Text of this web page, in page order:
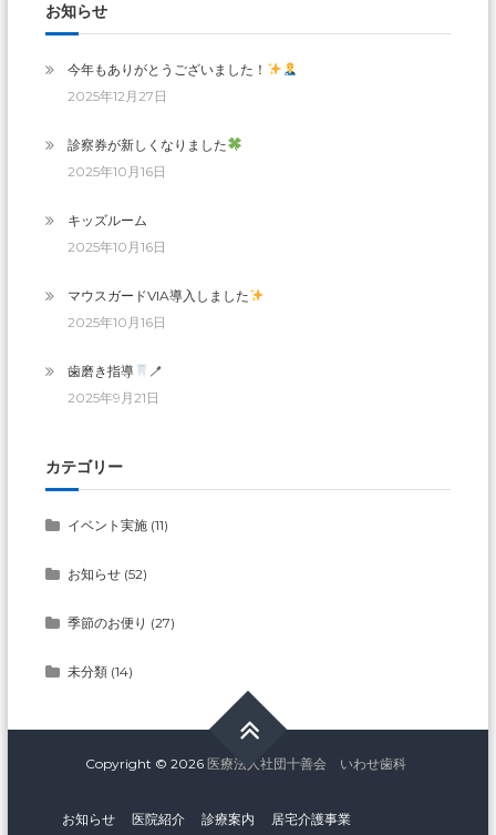
お知らせ
今年もありがとうございました！
2025年12月27日
診察券が新しくなりました
2025年10月16日
キッズルーム
2025年10月16日
マウスガードVIA導入しました
2025年10月16日
歯磨き指導
🪥
2025年9月21日
カテゴリー
イベント実施 (11)
お知らせ (52)
季節のお便り (27)
未分類 (14)
Copyright © 2026 医療法人社団十善会 いわせ歯科
お知らせ 医院紹介 診療案内
居宅介護事業